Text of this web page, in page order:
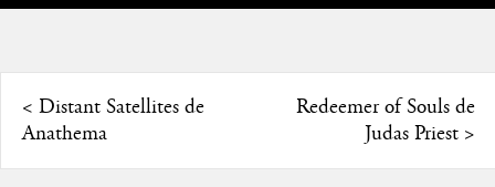
< Distant Satellites de
Anathema
Redeemer of Souls de
Judas Priest >